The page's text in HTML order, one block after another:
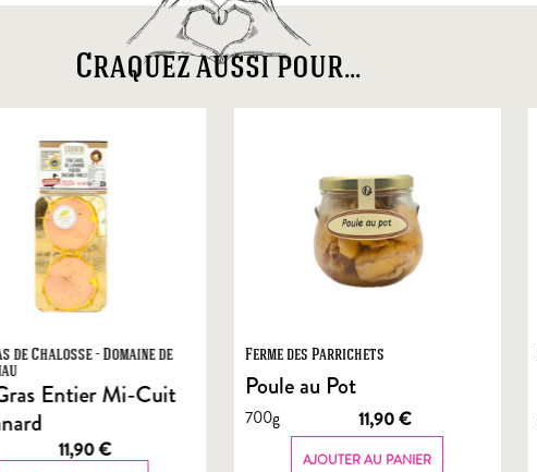
Craquez aussi pour...
de Chalosse - Domaine de
Entier Mi-Cuit
11,90€
Ferme des Parrichets
Poule au Pot
700g 11,90€
AJOUTER AU PANIER